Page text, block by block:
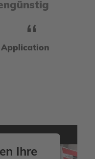
Application
Ihre